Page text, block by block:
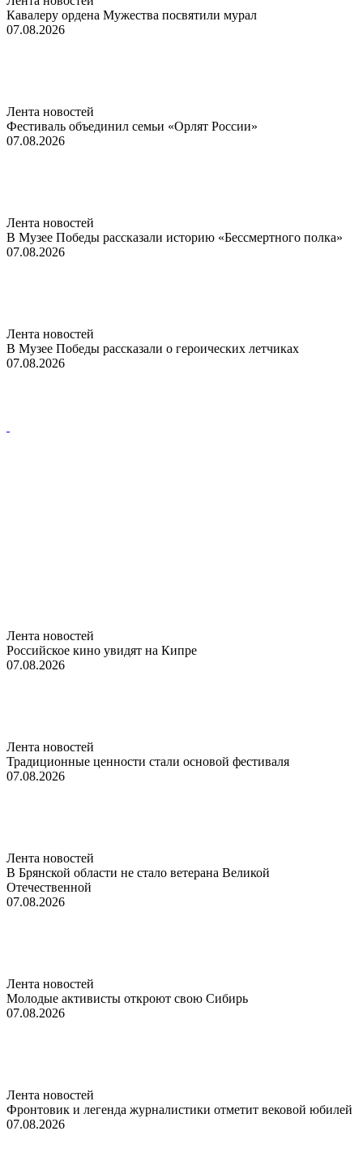
Кавалеру ордена Мужества посвятили мурал
07.08.2026
Лента новостей
Фестиваль объединил семьи «Орлят России»
07.08.2026
Лента новостей
В Музее Победы рассказали историю «Бессмертного полка»
07.08.2026
Лента новостей
В Музее Победы рассказали о героических летчиках
07.08.2026
Лента новостей
Российское кино увидят на Кипре
07.08.2026
Лента новостей
Традиционные ценности стали основой фестиваля
07.08.2026
Лента новостей
В Брянской области не стало ветерана Великой
Отечественной
07.08.2026
Лента новостей
Молодые активисты откроют свою Сибирь
07.08.2026
Лента новостей
Фронтовик и легенда журналистики отметит вековой юбилей
07.08.2026